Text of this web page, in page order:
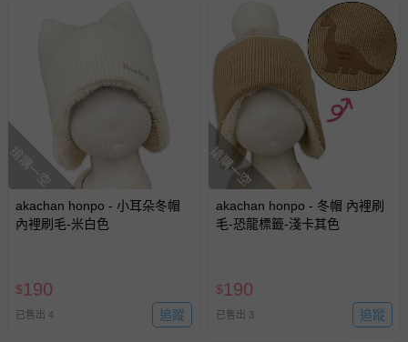
搶購一空
akachan honpo - 小耳朵冬帽
內裡刷毛-米白色
$190
已售出 4 追蹤
搶購一空
akachan honpo - 冬帽 內裡刷
毛-恐龍標籤-淺卡其色
$190
已售出 3 追蹤